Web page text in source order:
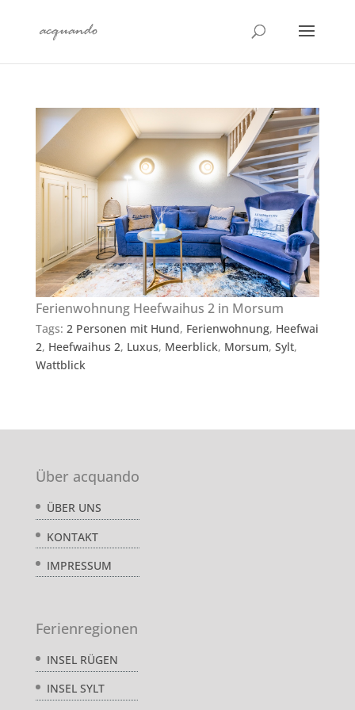
Ferienwohnung Heefwaihus 2 in Morsum
Tags: 2 Personen mit Hund, Ferienwohnung, Heefwai
2, Heefwaihus 2, Luxus, Meerblick, Morsum, Sylt,
Wattblick
Über acquando
ÜBER UNS
KONTAKT
IMPRESSUM
Ferienregionen
INSEL RÜGEN
INSEL SYLT